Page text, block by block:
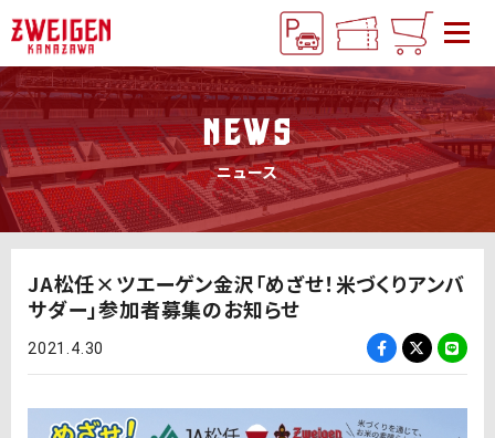
NEWS
ニュース
JA松任×ツエーゲン金沢「めざせ！米づくりアンバ
サダー」参加者募集のお知らせ
2021.4.30